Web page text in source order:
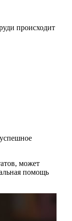
происходит
может
помощь